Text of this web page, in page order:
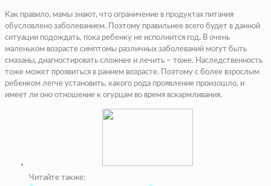
Как правило, мамы знают, что ограничение в продуктах питания
обусловлено заболеванием. Поэтому правильнее всего будет в данной
ситуации подождать, пока ребенку не исполнится год. В очень
маленьком возрасте симптомы различных заболеваний могут быть
смазаны, диагностировать сложнее и лечить – тоже. Наследственность
тоже может проявиться в раннем возрасте. Поэтому с более взрослым
ребенком легче установить, какого рода проявление произошло, и
имеет ли оно отношение к огурцам во время вскармливания.
Читайте также: